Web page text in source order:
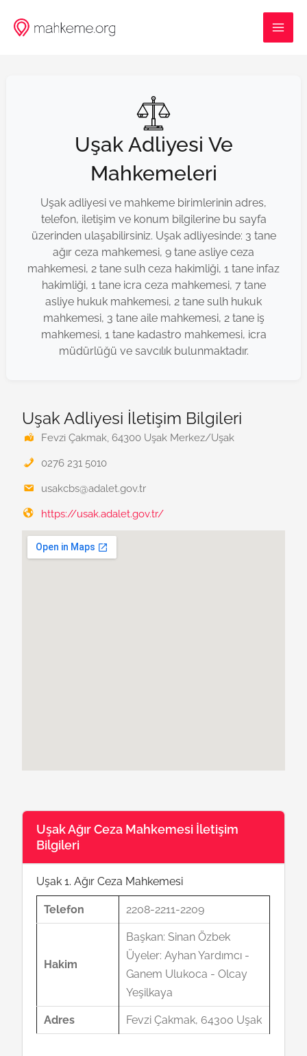
atla
Uşak Adliyesi Ve
Mahkemeleri
Uşak adliyesi ve mahkeme birimlerinin adres,
telefon, iletişim ve konum bilgilerine bu sayfa
üzerinden ulaşabilirsiniz. Uşak adliyesinde: 3 tane
ağır ceza mahkemesi, 9 tane asliye ceza
mahkemesi, 2 tane sulh ceza hakimliği, 1 tane infaz
hakimliği, 1 tane icra ceza mahkemesi, 7 tane
asliye hukuk mahkemesi, 2 tane sulh hukuk
mahkemesi, 3 tane aile mahkemesi, 2 tane iş
mahkemesi, 1 tane kadastro mahkemesi, icra
müdürlüğü ve savcılık bulunmaktadır.
Uşak Ağır Ceza Mahkemesi İletişim
Bilgileri
Uşak 1. Ağır Ceza Mahkemesi
Telefon 2208-2211-2209
Hakim
Başkan: Sinan Özbek
Üyeler: Ayhan Yardımcı -
Ganem Ulukoca - Olcay
Yeşilkaya
Adres Fevzi Çakmak, 64300 Uşak
Uşak Adliyesi İletişim Bilgileri
Fevzi Çakmak, 64300 Uşak Merkez/Uşak
0276 231 5010
usakcbs@adalet.gov.tr
https://usak.adalet.gov.tr/